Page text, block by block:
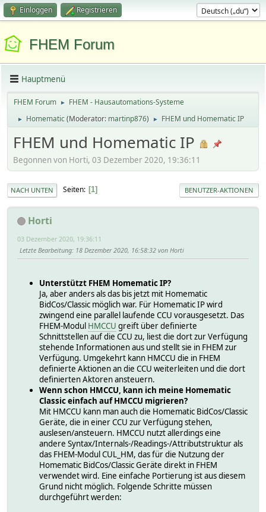
Einloggen Registrieren
FHEM Forum
Hauptmenü
FHEM Forum ► FHEM - Hausautomations-Systeme
► Homematic(Moderator: martinp876) ► FHEM und Homematic IP
FHEM und Homematic IP
Begonnen von Horti, 03 Dezember 2020, 19:36:11
NACH UNTEN Seiten 1 BENUTZER-AKTIONEN
Horti
03 Dezember 2020, 19:36:11
Letzte Bearbeitung: 18 Dezember 2020, 16:58:32 von Horti
Unterstützt FHEM Homematic IP?
Ja, aber anders als das bis jetzt mit Homematic
BidCos/Classic möglich war. Für Homematic IP wird
zwingend eine parallel laufende CCU vorausgesetzt. Das
FHEM-Modul HMCCU greift über definierte
Schnittstellen auf die CCU zu, liest die dort zur Verfügung
stehende Informationen aus und stellt sie in FHEM zur
Verfügung. Umgekehrt kann HMCCU die in FHEM
definierte Aktionen an die CCU weiterleiten und die dort
definierten Aktoren ansteuern.
Wenn schon HMCCU, kann ich meine Homematic
Classic einfach auf HMCCU migrieren?
Mit HMCCU kann man auch die Homematic BidCos/Classic
Geräte, die in einer CCU zur Verfügung stehen,
auslesen/ansteuern. HMCCU nutzt allerdings eine
andere Syntax/Internals-/Readings-/Attributstruktur als
das FHEM-Modul CUL_HM, das für die Nutzung der
Homematic BidCos/Classic Geräte direkt in FHEM
verwendet wird. Eine einfache Portierung ist aus diesem
Grund nicht möglich. Folgende Schritte müssen
durchgeführt werden: